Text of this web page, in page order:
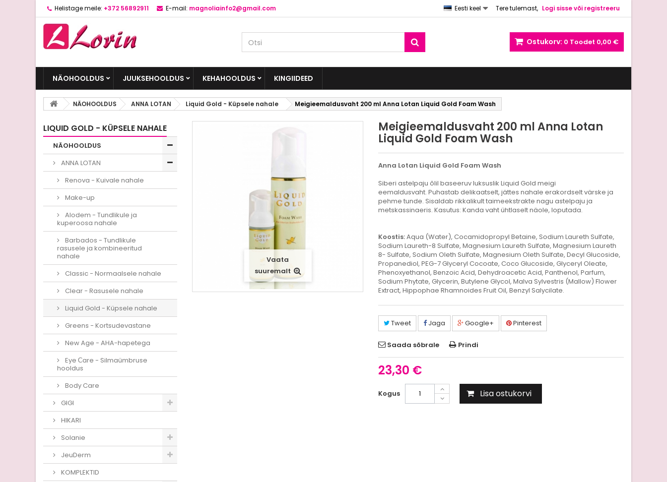
Tere tulemast, Logi sisse või registreeru
Eesti keel
Helistage meile: +372 56892911 E-mail: magnoliainfo2@gmail.com
Ostukorv: 0 Toodet 0,00 €
NÄOHOOLDUS JUUKSEHOOLDUS KEHAHOOLDUS KINGIIDEED
NÄOHOOLDUS ANNA LOTAN Liquid Gold - Küpsele nahale Meigieemaldusvaht 200 ml Anna Lotan Liquid Gold Foam Wash
LIQUID GOLD - KÜPSELE NAHALE
NÄOHOOLDUS
ANNA LOTAN
Renova - Kuivale nahale
Make-up
Alodem - Tundlikule ja
kuperoosa nahale
Barbados - Tundlikule
rasusele ja kombineeritud
nahale
Classic - Normaalsele nahale
Clear - Rasusele nahale
Liquid Gold - Küpsele nahale
Greens - Kortsudevastane
New Age - AHA-hapetega
Eye Сare - Silmaümbruse
hooldus
Body Care
GIGI
HIKARI
Solanie
JeuDerm
KOMPLEKTID
Vaata
suuremalt
Meigieemaldusvaht 200 ml Anna Lotan
Liquid Gold Foam Wash
Anna Lotan Liquid Gold Foam Wash
Siberi astelpaju õlil baseeruv luksuslik Liquid Gold meigi
eemaldusvaht. Puhastab delikaatselt, jättes nahale erakordselt värske ja
pehme tunde. Sisaldab rikkalikult taimeekstrakte nagu astelpaju ja
metskassinaeris. Kasutus: Kanda vaht ühtlaselt näole, loputada.
Koostis:Aqua (Water), Cocamidopropyl Betaine, Sodium Laureth Sulfate,
Sodium Laureth-8 Sulfate, Magnesium Laureth Sulfate, Magnesium Laureth
8- Sulfate, Sodium Oleth Sulfate, Magnesium Oleth Sulfate, Decyl Glucoside,
Propanediol, PEG-7 Glyceryl Cocoate, Coco Glucoside, Glyceryl Oleate,
Phenoxyethanol, Benzoic Acid, Dehydroacetic Acid, Panthenol, Parfum,
Sodium Phytate, Glycerin, Butylene Glycol, Malva Sylvestris (Mallow) Flower
Extract, Hippophae Rhamnoides Fruit Oil, Benzyl Salycilate.
Tweet Jaga Google+ Pinterest
Saada sõbrale Prindi
23,30 €
Kogus Lisa ostukorvi